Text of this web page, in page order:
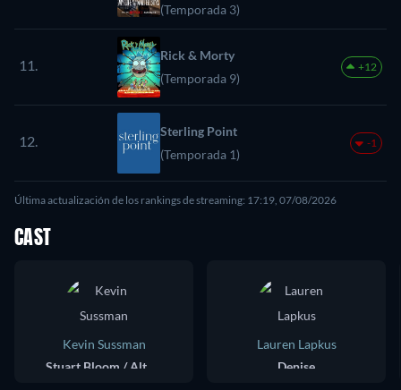
(Temporada 3)
11.
Rick & Morty
(Temporada 9)
+12
12.
Sterling Point
(Temporada 1)
-1
Última actualización de los rankings de streaming: 17:19, 07/08/2026
CAST
Kevin Sussman
Lauren Lapkus
Denise